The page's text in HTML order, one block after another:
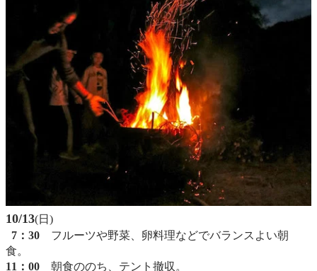
10/13(日)
7：30 フルーツや野菜、卵料理などでバランスよい朝
食。
11：00 朝食ののち、テント撤収。